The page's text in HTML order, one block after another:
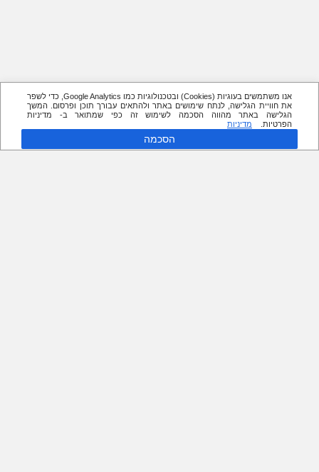
אנו משתמשים בעוגיות (Cookies) ובטכנולוגיות כמו Google Analytics, כדי לשפר
את חוויית הגלישה, לנתח שימושים באתר ולהתאים עבורך תוכן ופרסום. המשך
הגלישה באתר מהווה הסכמה לשימוש זה כפי שמתואר ב- מדיניות
הפרטיות.
מדיניות
הסכמה